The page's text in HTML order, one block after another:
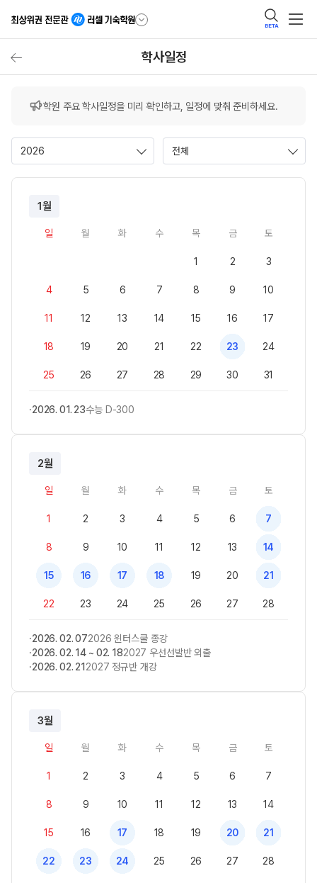
BETA
학사일정
학원 주요 학사일정을 미리 확인하고, 일정에 맞춰 준비하세요.
2026 전체
1월
일 월 화 수 목 금 토
1 2 3
4 5 6 7 8 9 10
11 12 13 14 15 16 17
18 19 20 21 22 23 24
25 26 27 28 29 30 31
2026. 01. 23수능 D-300
2월
일 월 화 수 목 금 토
1 2 3 4 5 6 7
8 9 10 11 12 13 14
15 16 17 18 19 20 21
22 23 24 25 26 27 28
2026. 02. 072026 윈터스쿨 종강
2026. 02. 14 ~ 02. 182027 우선선발반 외출
2026. 02. 212027 정규반 개강
3월
일 월 화 수 목 금 토
1 2 3 4 5 6 7
8 9 10 11 12 13 14
15 16 17 18 19 20 21
22 23 24 25 26 27 28